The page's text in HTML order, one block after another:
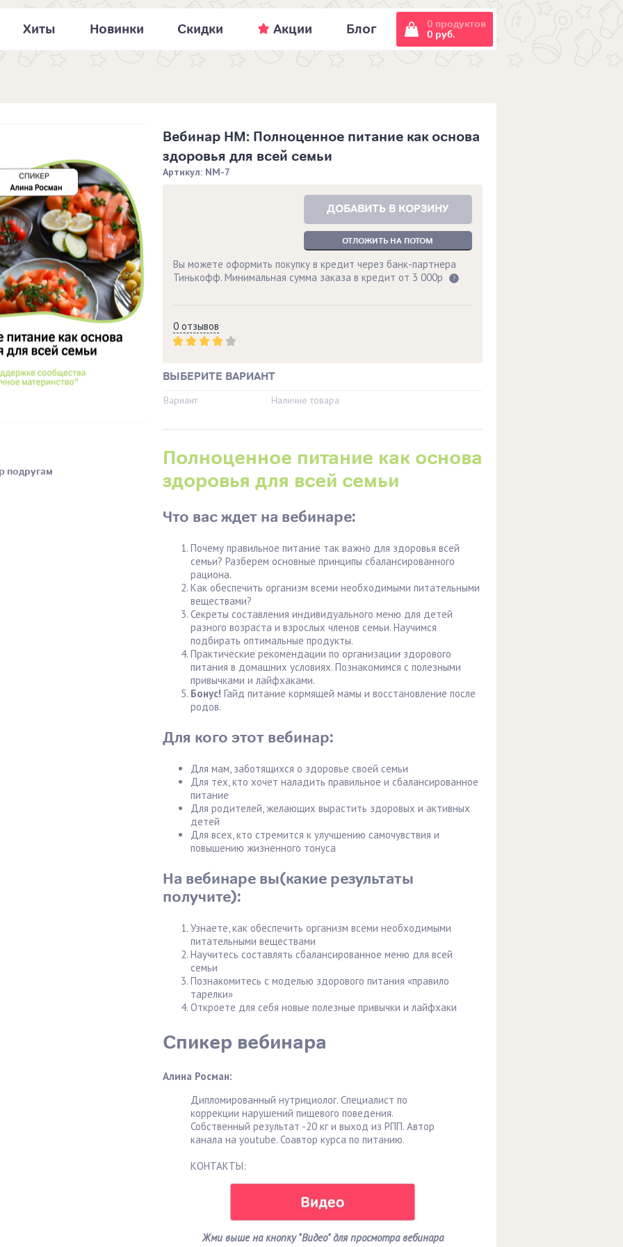
Хиты Новинки Скидки Акции Блог
0 продуктов
0 руб.
подругам
Вебинар НМ: Полноценное питание как основа
здоровья для всей семьи
Артикул: NM-7
ДОБАВИТЬ В КОРЗИНУ
ОТЛОЖИТЬ НА ПОТОМ
Вы можете оформить покупку в кредит через банк-партнера
Тинькофф. Минимальная сумма заказа в кредит от 3 000р
0 отзывов
ВЫБЕРИТЕ ВАРИАНТ
Вариант Наличие товара
Полноценное питание как основа
здоровья для всей семьи
Что вас ждет на вебинаре:
Почему правильное питание так важно для здоровья всей
семьи? Разберем основные принципы сбалансированного
рациона.
Как обеспечить организм всеми необходимыми питательными
веществами?
Секреты составления индивидуального меню для детей
разного возраста и взрослых членов семьи. Научимся
подбирать оптимальные продукты.
Практические рекомендации по организации здорового
питания в домашних условиях. Познакомимся с полезными
привычками и лайфхаками.
Бонус! Гайд питание кормящей мамы и восстановление после
родов.
Для кого этот вебинар:
Для мам, заботящихся о здоровье своей семьи
Для тех, кто хочет наладить правильное и сбалансированное
питание
Для родителей, желающих вырастить здоровых и активных
детей
Для всех, кто стремится к улучшению самочувствия и
повышению жизненного тонуса
На вебинаре вы(какие результаты
получите):
Узнаете, как обеспечить организм всеми необходимыми
питательными веществами
Научитесь составлять сбалансированное меню для всей
семьи
Познакомитесь с моделью здорового питания «правило
тарелки»
Откроете для себя новые полезные привычки и лайфхаки
Спикер вебинара
Алина Росман:
Дипломированный нутрициолог. Специалист по
коррекции нарушений пищевого поведения.
Собственный результат -20 кг и выход из РПП. Автор
канала на youtube. Соавтор курса по питанию.
КОНТАКТЫ:
Жми выше на кнопку "Видео" для просмотра вебинара